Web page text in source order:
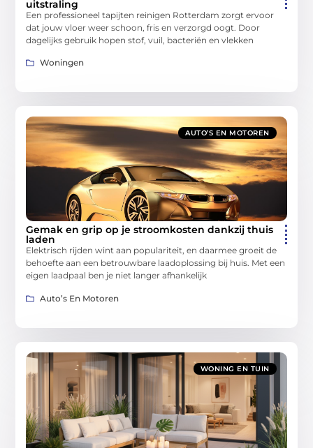
uitstraling
Een professioneel tapijten reinigen Rotterdam zorgt ervoor
dat jouw vloer weer schoon, fris en verzorgd oogt. Door
dagelijks gebruik hopen stof, vuil, bacteriën en vlekken
Woningen
AUTO’S EN MOTOREN
Gemak en grip op je stroomkosten dankzij thuis
laden
Elektrisch rijden wint aan populariteit, en daarmee groeit de
behoefte aan een betrouwbare laadoplossing bij huis. Met een
eigen laadpaal ben je niet langer afhankelijk
Auto’s En Motoren
WONING EN TUIN